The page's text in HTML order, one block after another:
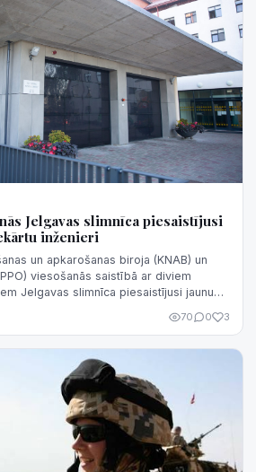
Jelgavas slimnīca piesaistījusi
inženieri
un apkarošanas biroja (KNAB) un
viesošanās saistībā ar diviem
Jelgavas slimnīca piesaistījusi jaunu
70 0 3